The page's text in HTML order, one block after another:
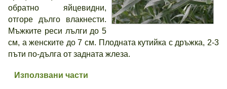
обратно яйцевидни,
отгоре дълго влакнести.
Мъжките реси лълги до 5
см, а женските до 7 см. Плодната кутийка с дръжка, 2-3
пъти по-дълга от задната жлеза.
Използвани части